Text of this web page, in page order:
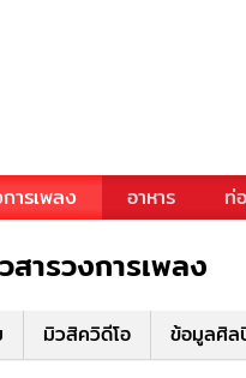
ารเพลง อาหาร ท่
สารวงการเพลง
มิวสิควิดีโอ ข้อมูลศิล